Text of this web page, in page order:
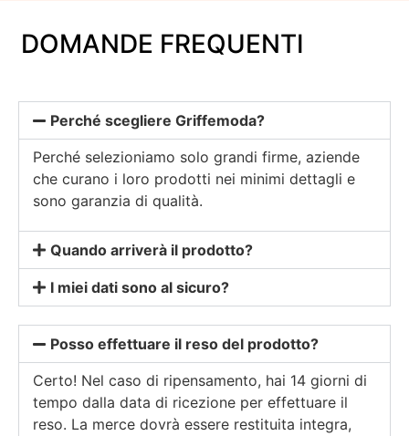
DOMANDE FREQUENTI
Perché scegliere Griffemoda?
Perché selezioniamo solo grandi firme, aziende
che curano i loro prodotti nei minimi dettagli e
sono garanzia di qualità.
Quando arriverà il prodotto?
I miei dati sono al sicuro?
Posso effettuare il reso del prodotto?
Certo! Nel caso di ripensamento, hai 14 giorni di
tempo dalla data di ricezione per effettuare il
reso. La merce dovrà essere restituita integra,